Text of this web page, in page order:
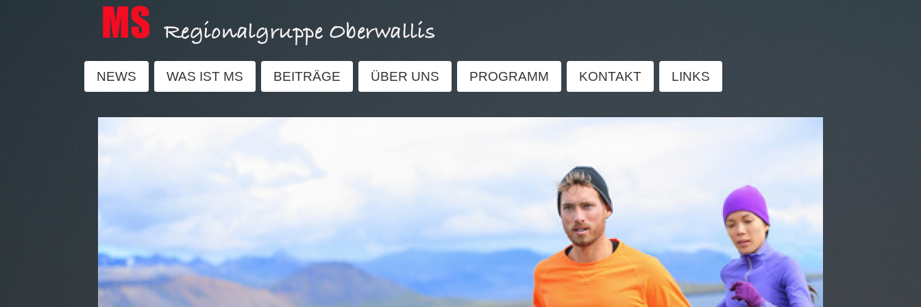
NEWS WAS IST MS BEITRÄGE ÜBER UNS PROGRAMM KONTAKT LINKS